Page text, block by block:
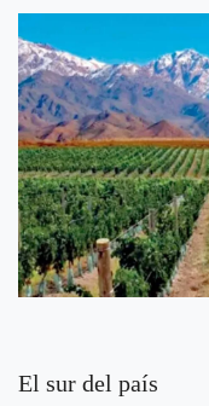
El sur del país